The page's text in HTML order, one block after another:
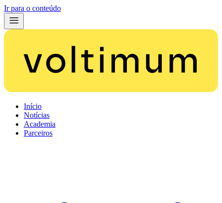
Ir para o conteúdo
Início
Notícias
Academia
Parceiros